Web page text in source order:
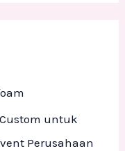
untuk
Perusahaan